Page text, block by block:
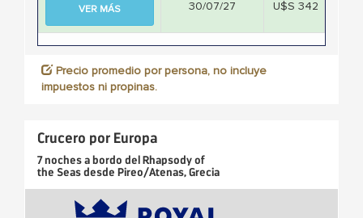
VER MÁS 30/07/27 U$S 342
Precio promedio por persona, no incluye
impuestos ni propinas.
Crucero por Europa
7 nochesa bordo delRhapsody of
the Seasdesde Pireo/Atenas, Grecia